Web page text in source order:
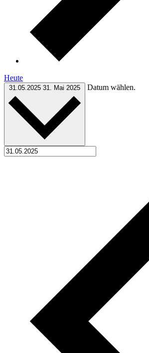
Heute
31.05.2025 31. Mai 2025 Datum wählen.